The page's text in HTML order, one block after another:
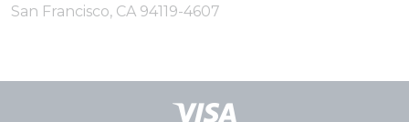
San Francisco, CA 94119-4607